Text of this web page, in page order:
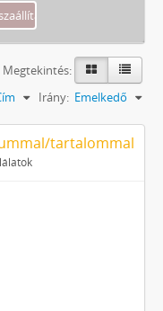
Megtekintés:
Irány: Emelkedő
tartalommal